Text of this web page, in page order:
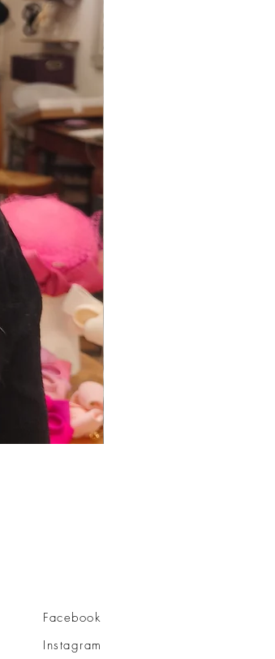
Facebook
Instagram